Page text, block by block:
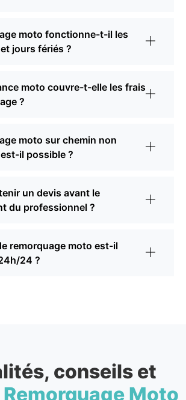
moto fonctionne-t-il les
jours fériés ?
moto couvre-t-elle les frais
?
moto sur chemin non
il possible ?
un devis avant le
du professionnel ?
remorquage moto est-il
24 ?
conseils et
Remorquage Moto